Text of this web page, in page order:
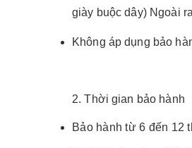
giày buộc dây) Ngoài
Không áp dụng bảo
2. Thời gian bảo hành
Bảo hành từ 6 đến 12